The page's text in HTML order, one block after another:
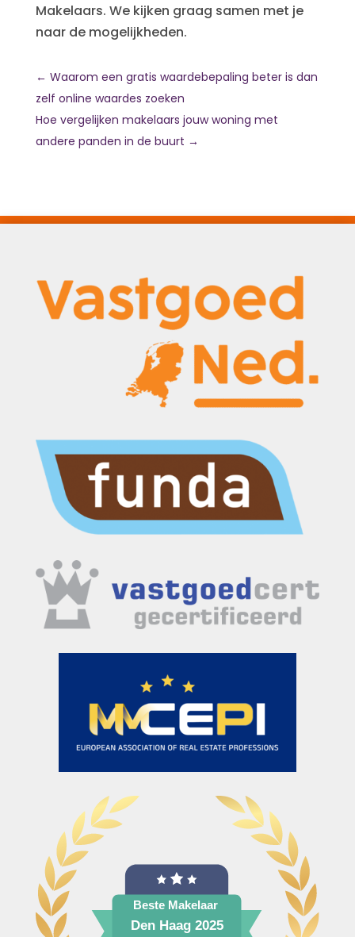
Makelaars. We kijken graag samen met je
naar de mogelijkheden.
← Waarom een gratis waardebepaling beter is dan
zelf online waardes zoeken
Hoe vergelijken makelaars jouw woning met
andere panden in de buurt →